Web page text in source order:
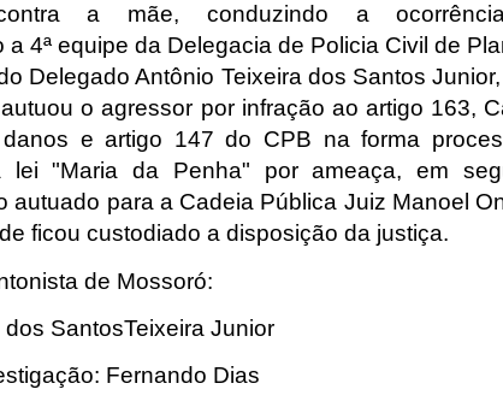
a mãe, conduzindo a
a 4ª equipe da Delegacia de Policia Civil de
Delegado Antônio Teixeira dos Santos
o agressor por infração ao artigo 163,
e artigo 147 do CPB na forma
lei "Maria da Penha" por ameaça, em
autuado para a Cadeia Pública Juiz Manoel
ficou custodiado a disposição da justiça.
de Mossoró:
dos SantosTeixeira Junior
Fernando Dias